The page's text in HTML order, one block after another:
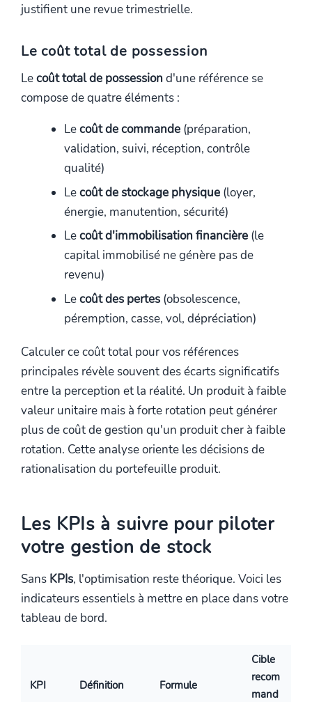
justifient une revue trimestrielle.
Le coût total de possession
Lecoût total de possessiond'une référence se
compose de quatre éléments :
Lecoût de commande (préparation,
validation, suivi, réception, contrôle
qualité)
Lecoût de stockage physique (loyer,
énergie, manutention, sécurité)
Lecoût d'immobilisation financière (le
capital immobilisé ne génère pas de
revenu)
Lecoût des pertes (obsolescence,
péremption, casse, vol, dépréciation)
Calculer ce coût total pour vos références
principales révèle souvent des écarts significatifs
entre la perception et la réalité. Un produit à faible
valeur unitaire mais à forte rotation peut générer
plus de coût de gestion qu'un produit cher à faible
rotation. Cette analyse oriente les décisions de
rationalisation du portefeuille produit.
Les KPIs à suivre pour piloter
votre gestion de stock
Sans KPIs, l'optimisation reste théorique. Voici les
indicateurs essentiels à mettre en place dans votre
tableau de bord.
KPI Définition Formule
Cible
recom
mand